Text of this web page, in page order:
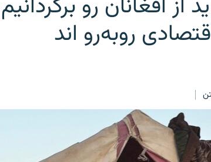
روبه‌رو اند